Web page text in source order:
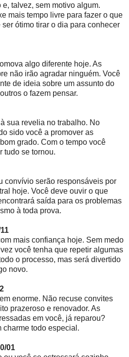
talvez, sem motivo algum.
mais tempo livre para fazer o que
ser ótimo tirar o dia para conhecer
algo diferente hoje. As
não irão agradar ninguém. Você
de ideia sobre um assunto do
o fazem pensar.
09
sua revelia no trabalho. No
sido você a promover as
grado. Com o tempo você
tudo se tornou.
convívio serão responsáveis por
hoje. Você deve ouvir o que
saída para os problemas
à toda prova.
mais confiança hoje. Sem medo
você tenha que repetir algumas
o processo, mas será divertido
novo.
enorme. Não recuse convites
prazeroso e renovador. As
em você, já reparou?
charme todo especial.
01